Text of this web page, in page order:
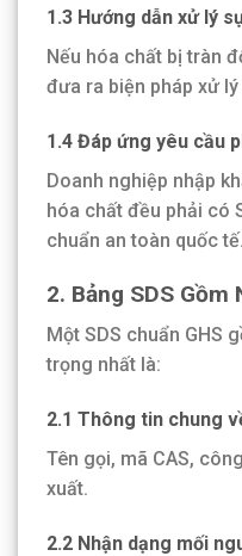
1.3 Hướng dẫn xử lý
Nếu hóa chất bị tràn
đưa ra biện pháp xử
1.4 Đáp ứng yêu cầu
Doanh nghiệp nhập
hóa chất đều phải có
chuẩn an toàn quốc tế.
2. Bảng SDS Gồm
Một SDS chuẩn GHS
trọng nhất là:
2.1 Thông tin chung
Tên gọi, mã CAS,
xuất.
2.2 Nhận dạng mối